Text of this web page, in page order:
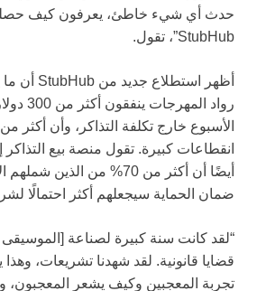
حدث أي شيء خاطئ، يعرفون كيف حصلوا
StubHub”، تقول.
رواد
الأسبوع خارج تكلفة التذاكر، وأن أكثر
انقطاعات كبيرة. تقول منصة بيع
أيضًا أن أكثر من 70% من الذين
ضمان الحماية سيجعلهم أكثر احتمالًا
“لقد كانت سنة كبيرة لصناعة [الموسيقى
قضايا قانونية. لقد شهدنا تشريعات،
تجربة المعجبين وكيف يشعر المعجبون،